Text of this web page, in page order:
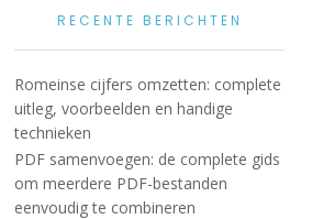
RECENTE BERICHTEN
Romeinse cijfers omzetten: complete
uitleg, voorbeelden en handige
technieken
PDF samenvoegen: de complete gids
om meerdere PDF-bestanden
eenvoudig te combineren